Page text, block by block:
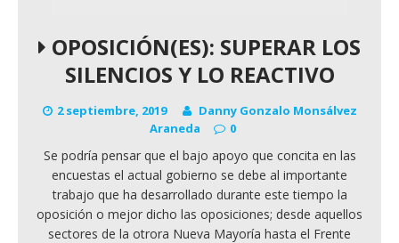
OPOSICIÓN(ES): SUPERAR LOS
SILENCIOS Y LO REACTIVO
2 septiembre, 2019
Danny Gonzalo Monsálvez
Araneda
0
Se podría pensar que el bajo apoyo que concita en las
encuestas el actual gobierno se debe al importante
trabajo que ha desarrollado durante este tiempo la
oposición o mejor dicho las oposiciones; desde aquellos
sectores de la otrora Nueva Mayoría hasta el Frente